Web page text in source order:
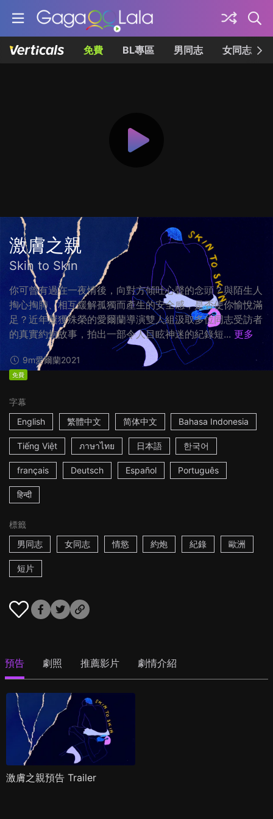
免費 BL專區 男同志 女同志
激膚之親
Skin to Skin
你可曾有過在一夜情後，向對方傾吐心聲的念頭？與陌生人
掏心掏肺、相互緩解孤獨而產生的安全感，是否使你愉悅滿
足？近年屢獲殊榮的愛爾蘭導演雙人組汲取多位同志受訪者
的真實約炮故事，拍出一部令人目眩神迷的紀錄短... 更多
9m愛爾蘭2021
免費
字幕
English
繁體中文 简体中文 Bahasa Indonesia
Tiếng Việt ภาษาไทย 日本語 한국어
français Deutsch Español Português
हिन्दी
標籤
男同志
女同志 情慾 約炮 紀錄 歐洲
短片
預告 劇照 推薦影片 劇情介紹
激膚之親預告 Trailer